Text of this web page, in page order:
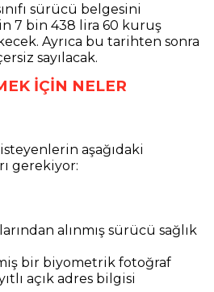
sürücü belgesini
7 bin 438 lira 60 kuruş
Ayrıca bu tarihten sonra
sayılacak.
İÇİN NELER
aşağıdaki
gerekiyor:
alınmış sürücü sağlık
bir biyometrik fotoğraf
açık adres bilgisi